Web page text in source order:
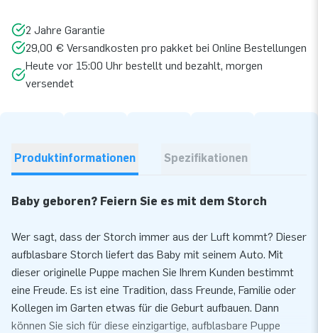
2 Jahre Garantie
29,00 € Versandkosten pro pakket bei Online Bestellungen
Heute vor 15:00 Uhr bestellt und bezahlt, morgen
versendet
Produktinformationen Spezifikationen
Baby geboren? Feiern Sie es mit dem Storch
Wer sagt, dass der Storch immer aus der Luft kommt? Dieser
aufblasbare Storch liefert das Baby mit seinem Auto. Mit
dieser originelle Puppe machen Sie Ihrem Kunden bestimmt
eine Freude. Es ist eine Tradition, dass Freunde, Familie oder
Kollegen im Garten etwas für die Geburt aufbauen. Dann
können Sie sich für diese einzigartige, aufblasbare Puppe